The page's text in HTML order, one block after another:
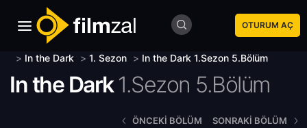
OTURUM AÇ
> In the Dark > 1. Sezon > In the Dark 1.Sezon 5.Bölüm
In the Dark 1.Sezon 5.Bölüm
ÖNCEKI BÖLÜM SONRAKI BÖLÜM